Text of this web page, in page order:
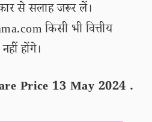
से सलाह जरूर लें।
किसी भी वित्तीय
होंगे।
Price 13 May 2024 .